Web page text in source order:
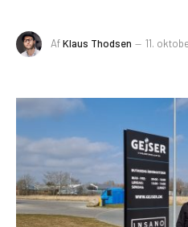
AfKlaus Thodsen 11.